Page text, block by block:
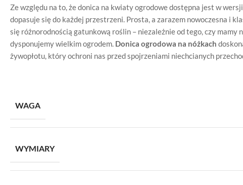
Ze względu na to, że donica na kwiaty ogrodowe dostępna jest w
dopasuje się do każdej przestrzeni. Prosta, a zarazem nowoczesna i
się różnorodnością gatunkową roślin – niezależnie od tego, czy
dysponujemy wielkim ogrodem. Donica ogrodowa na nóżkach
żywopłotu, który ochroni nas przed spojrzeniami niechcianych
WAGA
WYMIARY